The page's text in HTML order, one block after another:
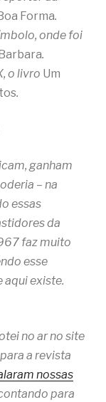
Forma.
onde foi
Barbara.
o livro Um
.
ganham
– na
essas
da
faz muito
esse
existe.
no ar no site
a revista
nossas
para